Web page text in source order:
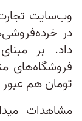
وب‌سایت
داد. بر
تومان هم
مشاهدات